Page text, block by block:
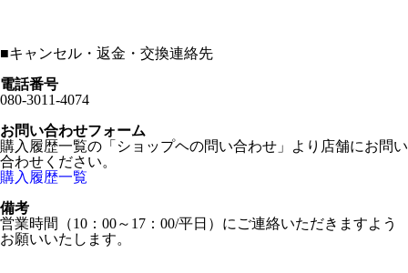
■キャンセル・返金・交換連絡先
電話番号
080-3011-4074
お問い合わせフォーム
購入履歴一覧の「ショップヘの問い合わせ」より店舗にお問い
合わせください。
購入履歴一覧
備考
営業時間（10：00～17：00/平日）にご連絡いただきますよう
お願いいたします。